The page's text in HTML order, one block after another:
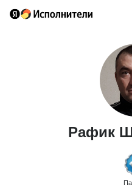
Рафик